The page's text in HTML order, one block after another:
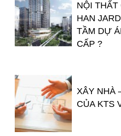
NỘI
HAN
TẦM DỰ
CẤP ?
XÂY NHÀ
CỦA KTS